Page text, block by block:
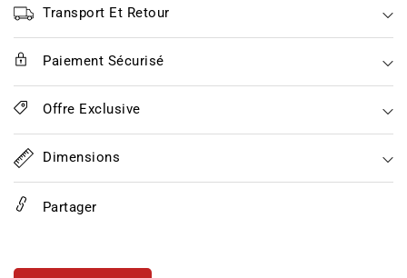
ChipotleChipotle
Transport Et Retour
Paiement Sécurisé
Offre Exclusive
Dimensions
Partager